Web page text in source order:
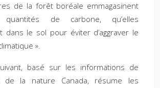
de la forêt boréale emmagasinent
de carbone, qu’elles
dans le sol pour éviter d’aggraver le
».
basé sur les informations de
de la nature Canada, résume les